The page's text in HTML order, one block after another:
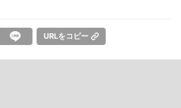
URLをコピー